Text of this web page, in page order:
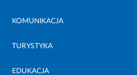
KOMUNIKACJA
TURYSTYKA
EDUKACJA